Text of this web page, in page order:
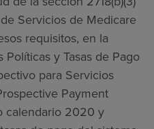
Servicios de Medicare
requisitos, en la
y Tasas de Pago
para Servicios
Payment
calendario 2020 y